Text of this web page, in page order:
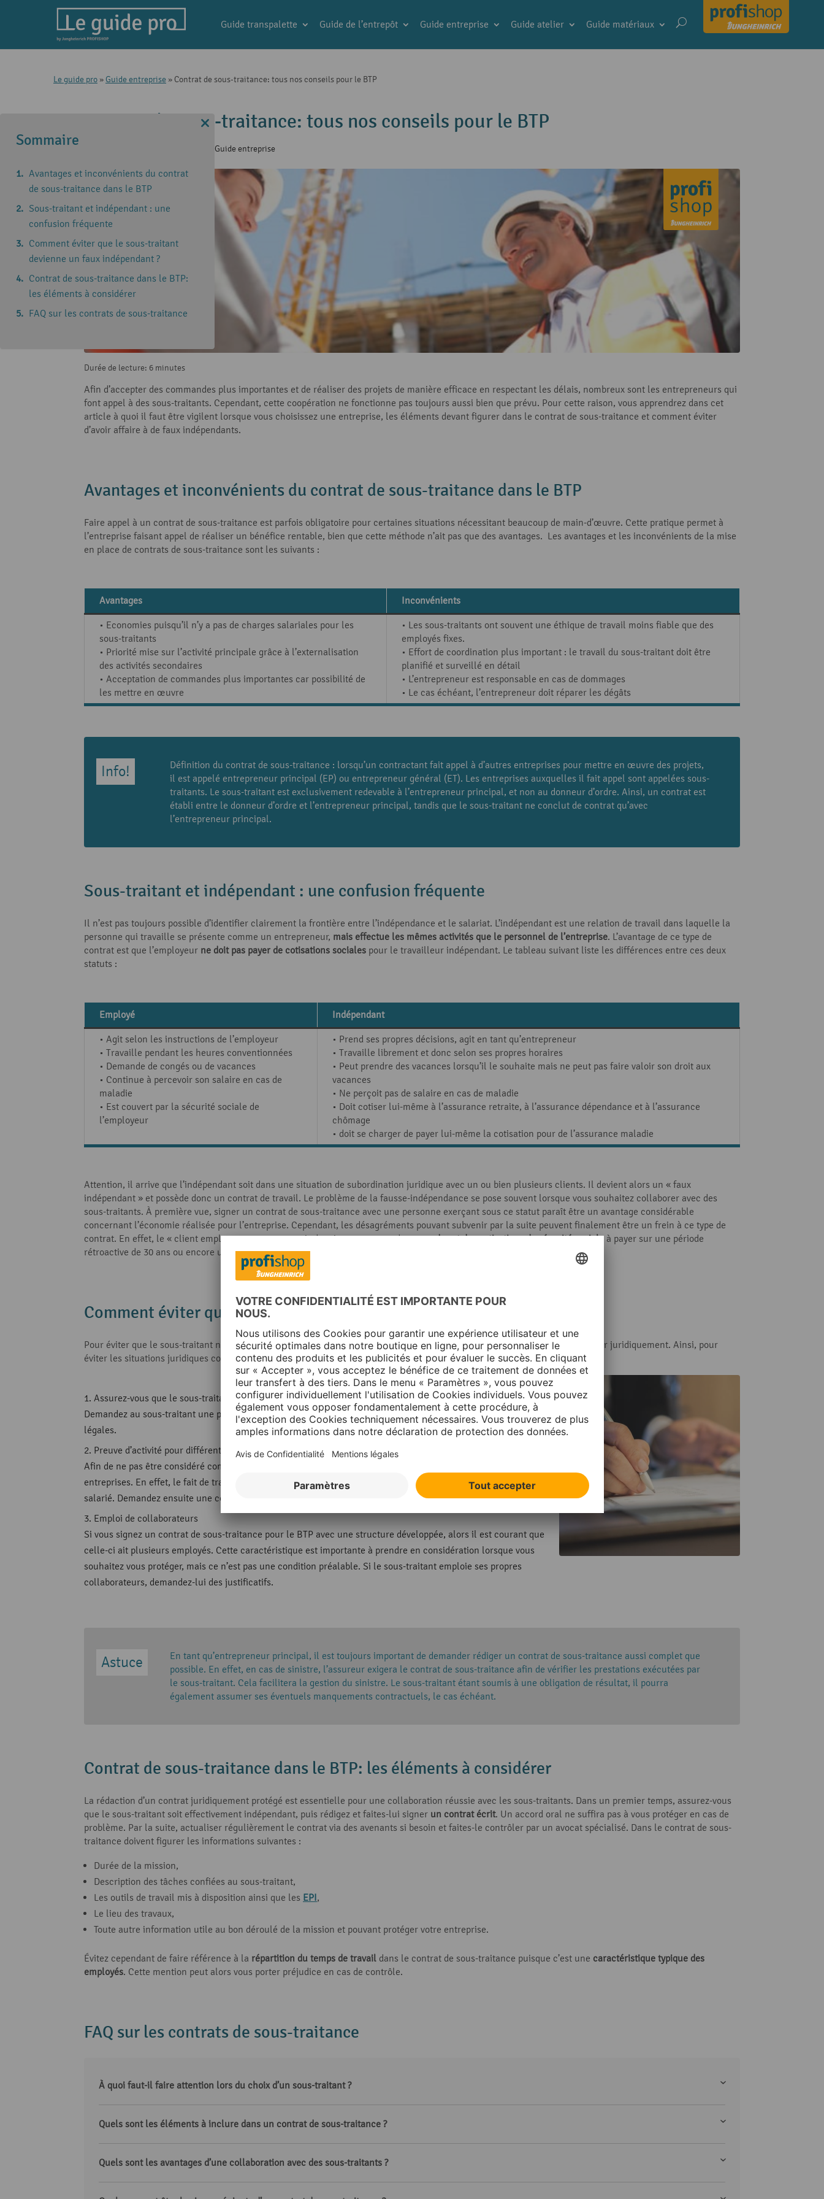
Guide transpalette Guide de l’entrepôt Guide entreprise Guide atelier Guide matériaux
Le guide pro » Guide entreprise » Contrat de sous-traitance: tous nos conseils pour le BTP
Contrat de sous-traitance: tous nos conseils pour le BTP
Guide entreprise
Durée de lecture: 6 minutes
Sommaire
Avantages et inconvénients du contrat
de sous-traitance dans le BTP
Sous-traitant et indépendant : une
confusion fréquente
Comment éviter que le sous-traitant
devienne un faux indépendant ?
Contrat de sous-traitance dans le BTP:
les éléments à considérer
FAQ sur les contrats de sous-traitance
Afin d’accepter des commandes plus importantes et de réaliser des projets de manière efficace en respectant les délais, nombreux sont les entrepreneurs qui
font appel à des sous-traitants. Cependant, cette coopération ne fonctionne pas toujours aussi bien que prévu. Pour cette raison, vous apprendrez dans cet
article à quoi il faut être vigilent lorsque vous choisissez une entreprise, les éléments devant figurer dans le contrat de sous-traitance et comment éviter
d’avoir affaire à de faux indépendants.
Avantages et inconvénients du contrat de sous-traitance dans le BTP
Faire appel à un contrat de sous-traitance est parfois obligatoire pour certaines situations nécessitant beaucoup de main-d’œuvre. Cette pratique permet à
l’entreprise faisant appel de réaliser un bénéfice rentable, bien que cette méthode n’ait pas que des avantages. Les avantages et les inconvénients de la mise
en place de contrats de sous-traitance sont les suivants :
Avantages Inconvénients
• Economies puisqu’il n’y a pas de charges salariales pour les
sous-traitants
• Priorité mise sur l’activité principale grâce à l’externalisation
des activités secondaires
• Acceptation de commandes plus importantes car possibilité de
les mettre en œuvre
• Les sous-traitants ont souvent une éthique de travail moins fiable que des
employés fixes.
• Effort de coordination plus important : le travail du sous-traitant doit être
planifié et surveillé en détail
• L’entrepreneur est responsable en cas de dommages
• Le cas échéant, l’entrepreneur doit réparer les dégâts
Définition du contrat de sous-traitance : lorsqu’un contractant fait appel à d’autres entreprises pour mettre en œuvre des projets,
il est appelé entrepreneur principal (EP) ou entrepreneur général (ET). Les entreprises auxquelles il fait appel sont appelées sous-
traitants. Le sous-traitant est exclusivement redevable à l’entrepreneur principal, et non au donneur d’ordre. Ainsi, un contrat est
établi entre le donneur d’ordre et l’entrepreneur principal, tandis que le sous-traitant ne conclut de contrat qu’avec
l’entrepreneur principal.
Sous-traitant et indépendant : une confusion fréquente
Il n’est pas toujours possible d’identifier clairement la frontière entre l’indépendance et le salariat. L’indépendant est une relation de travail dans laquelle la
personne qui travaille se présente comme un entrepreneur, mais effectue les mêmes activités que le personnel de l’entreprise. L’avantage de ce type de
contrat est que l’employeur ne doit pas payer de cotisations sociales pour le travailleur indépendant. Le tableau suivant liste les différences entre ces deux
statuts :
Employé Indépendant
• Agit selon les instructions de l’employeur
• Travaille pendant les heures conventionnées
• Demande de congés ou de vacances
• Continue à percevoir son salaire en cas de
maladie
• Est couvert par la sécurité sociale de
l’employeur
• Prend ses propres décisions, agit en tant qu’entrepreneur
• Travaille librement et donc selon ses propres horaires
• Peut prendre des vacances lorsqu’il le souhaite mais ne peut pas faire valoir son droit aux
vacances
• Ne perçoit pas de salaire en cas de maladie
• Doit cotiser lui-même à l’assurance retraite, à l’assurance dépendance et à l’assurance
chômage
• doit se charger de payer lui-même la cotisation pour de l’assurance maladie
Attention, il arrive que l’indépendant soit dans une situation de subordination juridique avec un ou bien plusieurs clients. Il devient alors un « faux
indépendant » et possède donc un contrat de travail. Le problème de la fausse-indépendance se pose souvent lorsque vous souhaitez collaborer avec des
sous-traitants. À première vue, signer un contrat de sous-traitance avec une personne exerçant sous ce statut paraît être un avantage considérable
concernant l’économie réalisée pour l’entreprise. Cependant, les désagréments pouvant subvenir par la suite peuvent finalement être un frein à ce type de
contrat. En effet, le « client employeur » peut encourir des risques comme desamendes et des cotisations de sécurité sociale à payer sur une période
rétroactive de 30 ans ou encore un potentielemprisonnement
Comment éviter que le sous-traitant devienne un faux indépendant ?
Pour éviter que le sous-traitant ne devienne un faux indépendant, vous devez, en tant qu’entrepreneur principal, vous protéger juridiquement. Ainsi, pour
éviter les situations juridiques contraignantes en France, veillez à suivre ces recommandations :
Assurez-vous que le sous-traitant soit bien immatriculé au Registre du Commerce et des Sociétés
Demandez au sous-traitant une preuve de son immatriculation afin de garantir que ses conditions de travail soient
légales.
Preuve d’activité pour différents donneurs d’ordre
Afin de ne pas être considéré comme un faux indépendant, le sous-traitant doit travailler pour différentes
entreprises. En effet, le fait de travailler pour un seul donneur d’ordre est une caractéristique typique du statut de
salarié. Demandez ensuite une confirmation aux différentes entreprises.
Emploi de collaborateurs
Si vous signez un contrat de sous-traitance pour le BTP avec une structure développée, alors il est courant que
celle-ci ait plusieurs employés. Cette caractéristique est importante à prendre en considération lorsque vous
souhaitez vous protéger, mais ce n’est pas une condition préalable. Si le sous-traitant emploie ses propres
collaborateurs, demandez-lui des justificatifs.
En tant qu’entrepreneur principal, il est toujours important de demander rédiger un contrat de sous-traitance aussi complet que
possible. En effet, en cas de sinistre, l’assureur exigera le contrat de sous-traitance afin de vérifier les prestations exécutées par
le sous-traitant. Cela facilitera la gestion du sinistre. Le sous-traitant étant soumis à une obligation de résultat, il pourra
également assumer ses éventuels manquements contractuels, le cas échéant.
Contrat de sous-traitance dans le BTP: les éléments à considérer
La rédaction d’un contrat juridiquement protégé est essentielle pour une collaboration réussie avec les sous-traitants. Dans un premier temps, assurez-vous
que le sous-traitant soit effectivement indépendant, puis rédigez et faites-lui signer un contrat écrit. Un accord oral ne suffira pas à vous protéger en cas de
problème. Par la suite, actualiser régulièrement le contrat via des avenants si besoin et faites-le contrôler par un avocat spécialisé. Dans le contrat de sous-
traitance doivent figurer les informations suivantes :
Durée de la mission,
Description des tâches confiées au sous-traitant,
Les outils de travail mis à disposition ainsi que les EPI,
Le lieu des travaux,
Toute autre information utile au bon déroulé de la mission et pouvant protéger votre entreprise.
Évitez cependant de faire référence à la répartition du temps de travail dans le contrat de sous-traitance puisque c’est une caractéristique typique des
employés. Cette mention peut alors vous porter préjudice en cas de contrôle.
FAQ sur les contrats de sous-traitance
À quoi faut-il faire attention lors du choix d’un sous-traitant ?
Quels sont les éléments à inclure dans un contrat de sous-traitance ?
Quels sont les avantages d’une collaboration avec des sous-traitants ?